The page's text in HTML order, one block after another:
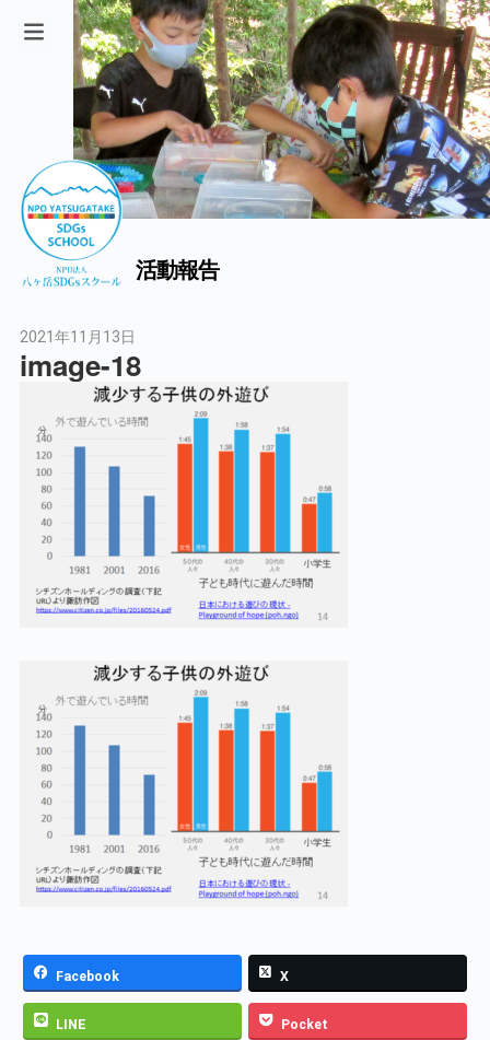
活動報告
2021年11月13日
image-18
Facebook X
LINE Pocket